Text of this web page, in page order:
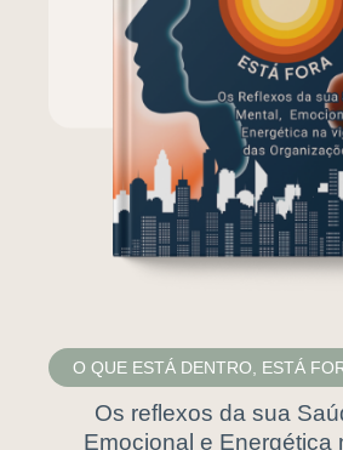
O QUE ESTÁ DENTRO, ESTÁ
Os reflexos da sua
Emocional e Energética